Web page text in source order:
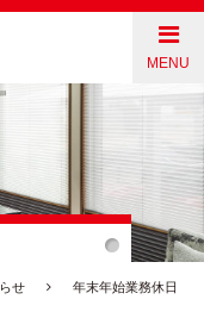
木県宇都宮市）
MENU
せ
年末年始業務休日
宅とは
づくり